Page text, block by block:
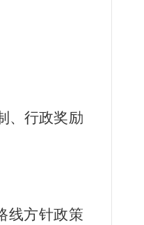
、行政奖励
线方针政策